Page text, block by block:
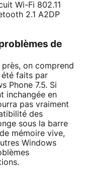
Wi-Fi 802.11
2.1 A2DP
de
on comprend
été faits par
Phone 7.5. Si
inchangée en
pas vraiment
des
sous la barre
mémoire vive,
Windows